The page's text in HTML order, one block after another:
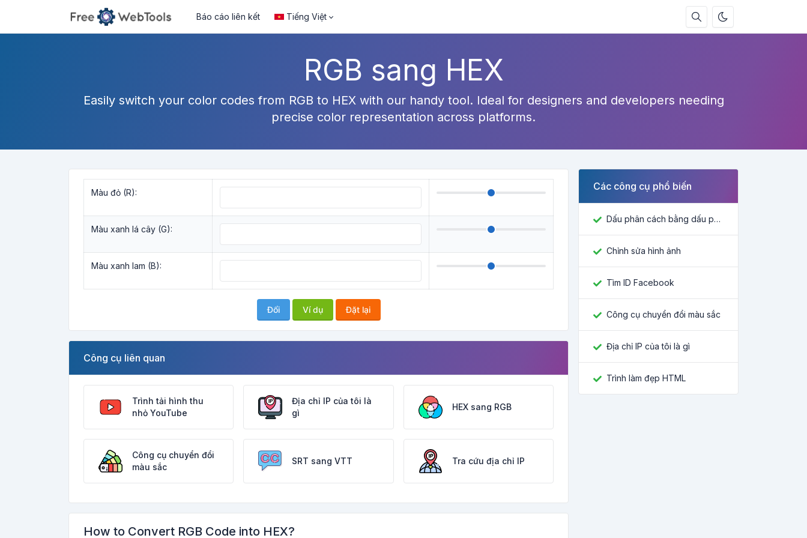
Báo cáo liên kết Tiếng Việt
RGB sang HEX
Easily switch your color codes from RGB to HEX with our handy tool. Ideal for designers and developers needing
precise color representation across platforms.
Màu đỏ (R):
Màu xanh lá cây (G):
Màu xanh lam (B):
Đổi Ví dụ Đặt lại
Công cụ liên quan
Trình tải hình thu
nhỏ YouTube
Địa chỉ IP của tôi là
gì
HEX sang RGB
Công cụ chuyển đổi
màu sắc
SRT sang VTT Tra cứu địa chỉ IP
How to Convert RGB Code into HEX?
Các công cụ phổ biến
Dấu phân cách bằng dấu phẩy
Chỉnh sửa hình ảnh
Tìm ID Facebook
Công cụ chuyển đổi màu sắc
Địa chỉ IP của tôi là gì
Trình làm đẹp HTML